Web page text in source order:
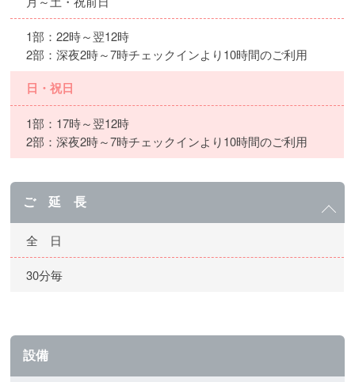
1部：22時～翌12時
2部：深夜2時～7時チェックインより10時間のご利用
日・祝日
1部：17時～翌12時
2部：深夜2時～7時チェックインより10時間のご利用
ご 延 長
全 日
30分毎
設備